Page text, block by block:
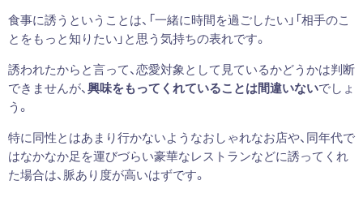
食事に誘うということは、「一緒に時間を過ごしたい」「相手のこ
とをもっと知りたい」と思う気持ちの表れです。
誘われたからと言って、恋愛対象として見ているかどうかは判断
できませんが、興味をもってくれていることは間違いないでしょ
う。
特に同性とはあまり行かないようなおしゃれなお店や、同年代で
はなかなか足を運びづらい豪華なレストランなどに誘ってくれ
た場合は、脈あり度が高いはずです。